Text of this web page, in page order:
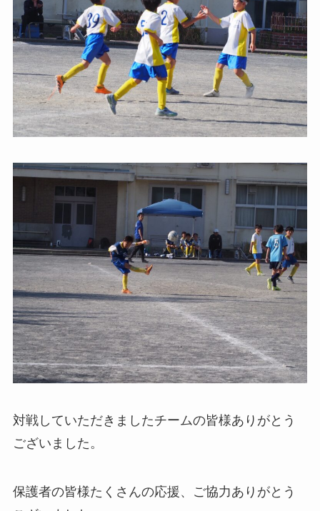
対戦していただきましたチームの皆様ありがとう
ございました。
保護者の皆様たくさんの応援、ご協力ありがとう